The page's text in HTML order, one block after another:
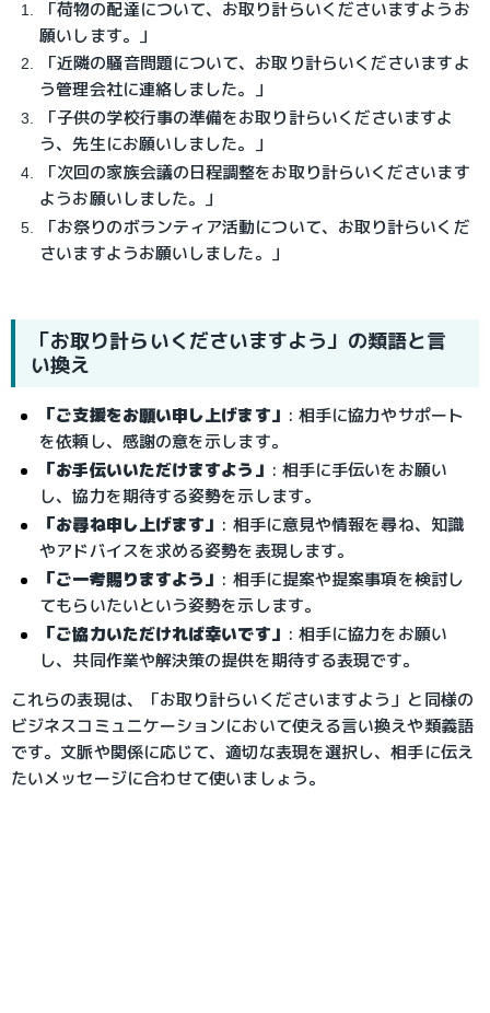
「荷物の配達について、お取り計らいくださいますようお
願いします。」
「近隣の騒音問題について、お取り計らいくださいますよ
う管理会社に連絡しました。」
「子供の学校行事の準備をお取り計らいくださいますよ
う、先生にお願いしました。」
「次回の家族会議の日程調整をお取り計らいくださいます
ようお願いしました。」
「お祭りのボランティア活動について、お取り計らいくだ
さいますようお願いしました。」
「お取り計らいくださいますよう」の類語と言
い換え
「ご支援をお願い申し上げます」 : 相手に協力やサポート
を依頼し、感謝の意を示します。
「お手伝いいただけますよう」 : 相手に手伝いをお願い
し、協力を期待する姿勢を示します。
「お尋ね申し上げます」 : 相手に意見や情報を尋ね、知識
やアドバイスを求める姿勢を表現します。
「ご一考賜りますよう」 : 相手に提案や提案事項を検討し
てもらいたいという姿勢を示します。
「ご協力いただければ幸いです」 : 相手に協力をお願い
し、共同作業や解決策の提供を期待する表現です。
これらの表現は、「お取り計らいくださいますよう」と同様の
ビジネスコミュニケーションにおいて使える言い換えや類義語
です。文脈や関係に応じて、適切な表現を選択し、相手に伝え
たいメッセージに合わせて使いましょう。